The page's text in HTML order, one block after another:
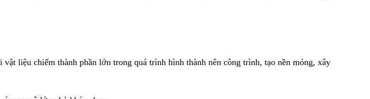
liệu chiếm thành phần lớn trong quá trình hình thành nên công trình, tạo nền móng, xây